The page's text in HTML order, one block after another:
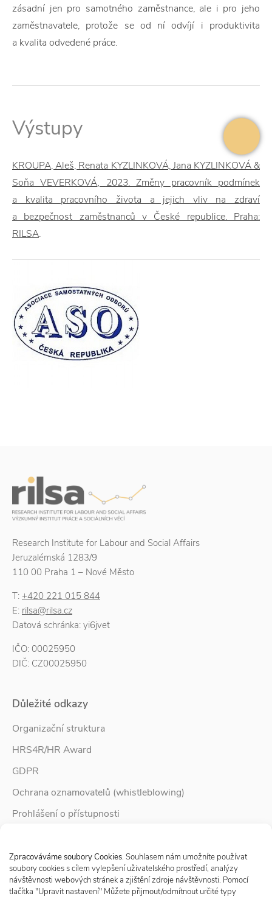
Zpracováváme soubory Cookies. Souhlasem nám umožníte používat
soubory cookies s cílem vylepšení uživatelského prostředí, analýzy
návštěvnosti webových stránek a zjištění zdroje návštěvnosti. Pomocí
tlačítka "Upravit nastavení" Můžete přijmout/odmítnout určité typy
zásadní jen pro samotného zaměstnance, ale i pro jeho
zaměstnavatele, protože se od ní odvíjí i produktivita
a kvalita odvedené práce.
Výstupy
KROUPA, Aleš, Renata KYZLINKOVÁ, Jana KYZLINKOVÁ &
Soňa VEVERKOVÁ, 2023. Změny pracovník podmínek
a kvalita pracovního života a jejich vliv na zdraví
a bezpečnost zaměstnanců v České republice. Praha:
RILSA.
Research Institute for Labour and Social Affairs
Jeruzalémská 1283/9
110 00 Praha 1 – Nové Město
T: +420 221 015 844
E: rilsa@rilsa.cz
Datová schránka: yi6jvet
IČO: 00025950
DIČ: CZ00025950
Důležité odkazy
Organizační struktura
HRS4R/HR Award
GDPR
Ochrana oznamovatelů (whistleblowing)
Prohlášení o přístupnosti
Zpravodaj Rodina